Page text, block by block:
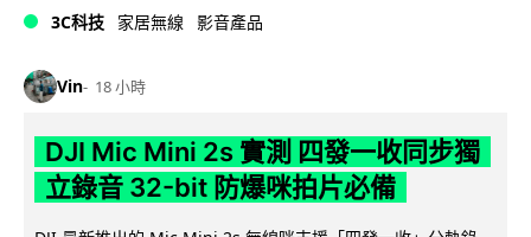
3C科技 家居無線 影音產品
Vin 18 小時
DJI Mic Mini 2s 實測 四發一收同步獨
立錄音 32-bit 防爆咪拍片必備